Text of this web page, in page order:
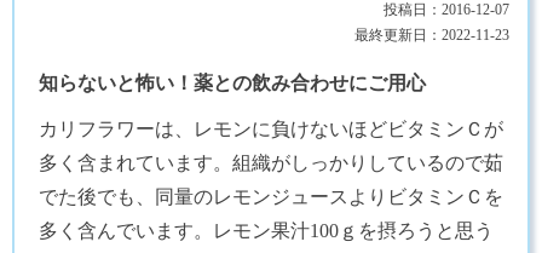
投稿日： 2016-12-07
最終更新日： 2022-11-23
知らないと怖い！薬との飲み合わせにご用心
カリフラワーは、レモンに負けないほどビタミンＣが
多く含まれています。組織がしっかりしているので茹
でた後でも、同量のレモンジュースよりビタミンＣを
多く含んでいます。レモン果汁100ｇを摂ろうと思う